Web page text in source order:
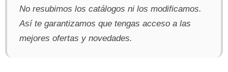
No resubimos los catálogos ni los modificamos.
Así te garantizamos que tengas acceso a las
mejores ofertas y novedades.